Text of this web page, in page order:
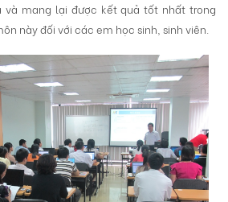
và mang lại được kết quả tốt nhất trong
này đối với các em học sinh, sinh viên.